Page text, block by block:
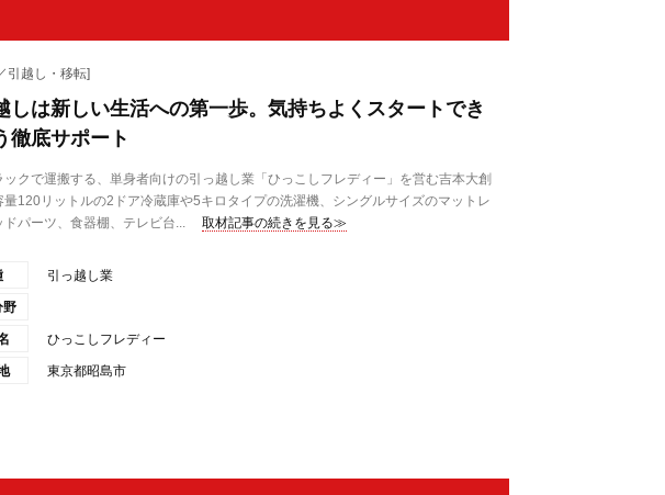
引越し・移転]
しは新しい生活への第一歩。気持ちよくスタートでき
徹底サポート
クで運搬する、単身者向けの引っ越し業「ひっこしフレディー」を営む吉本大創
量120リットルの2ドア冷蔵庫や5キロタイプの洗濯機、シングルサイズのマットレ
ドパーツ、食器棚、テレビ台...
取材記事の続きを見る≫
引っ越し業
野
ひっこしフレディー
東京都昭島市